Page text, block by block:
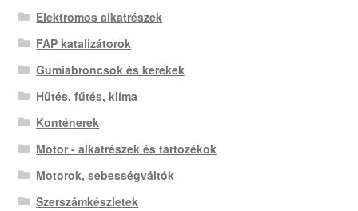
Elektromos alkatrészek
FAP katalizátorok
Gumiabroncsok és kerekek
Hűtés, fűtés, klíma
Konténerek
Motor - alkatrészek és tartozékok
Motorok, sebességváltók
Szerszámkészletek